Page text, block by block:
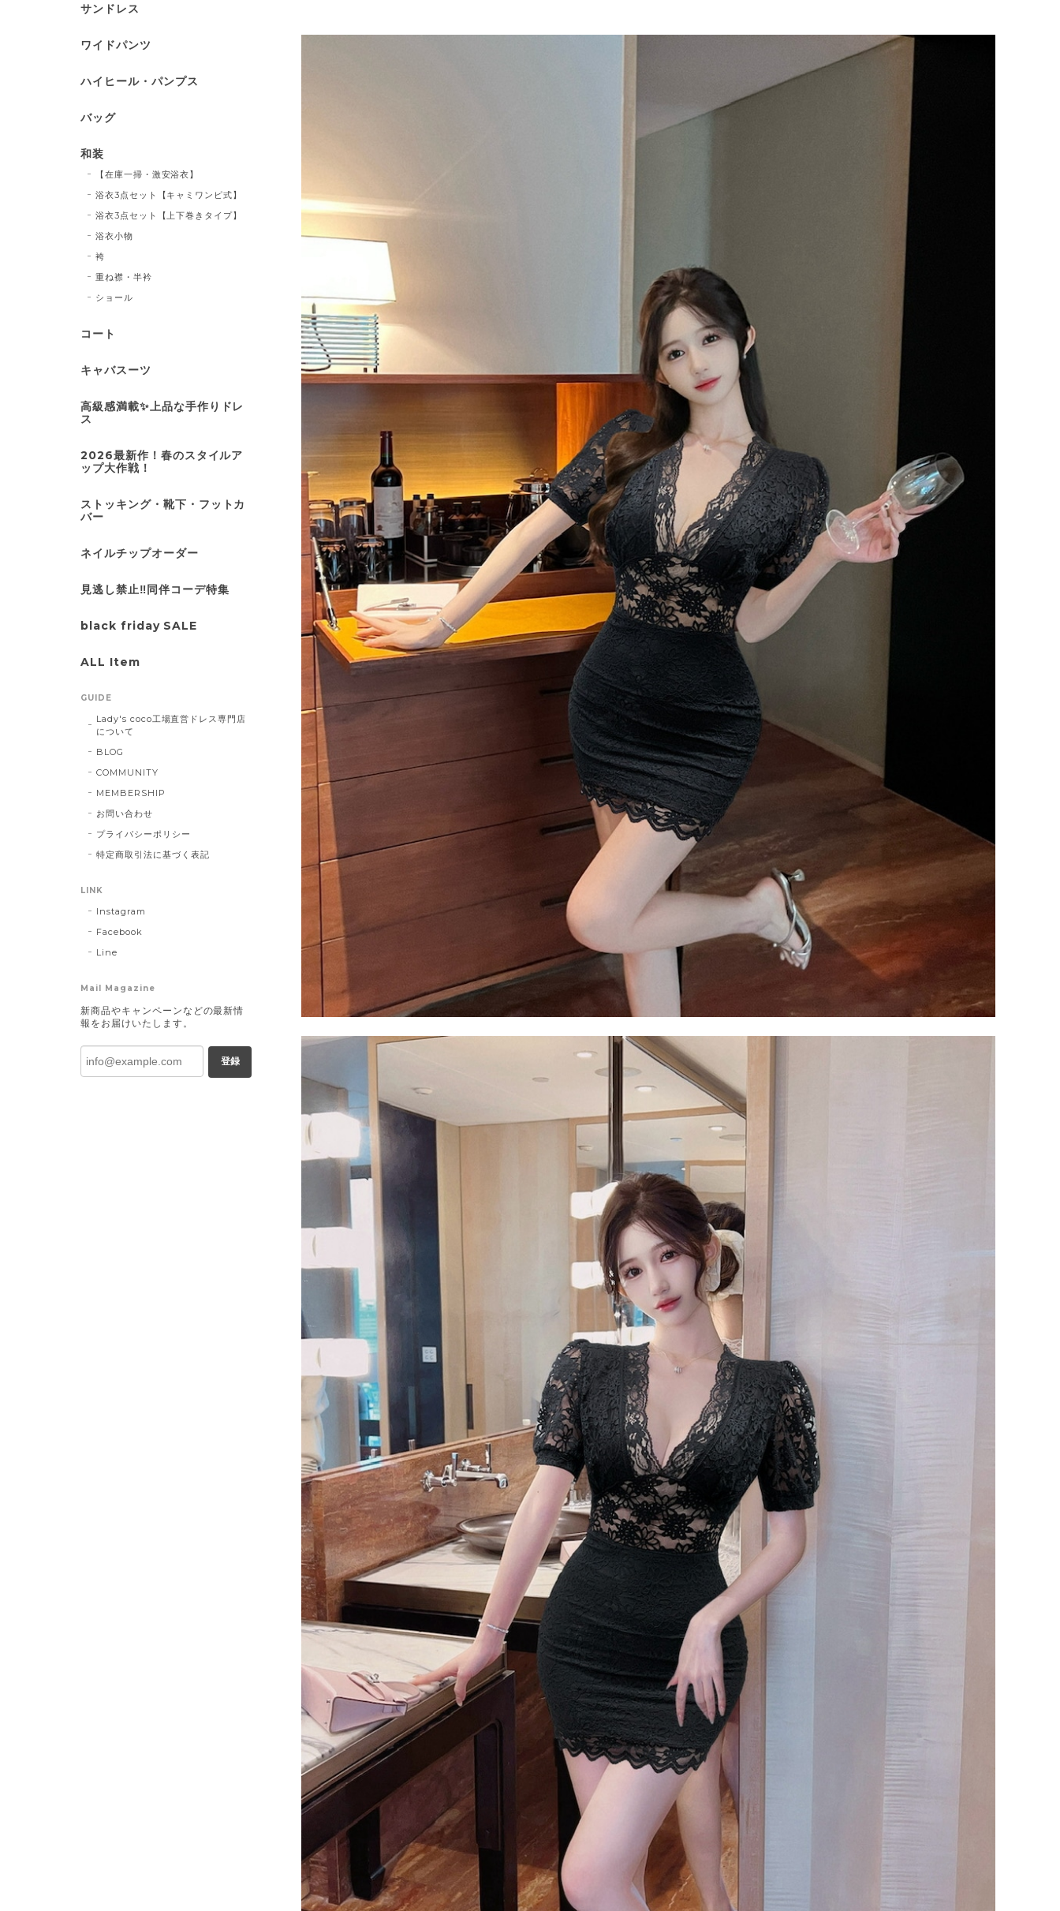
サンドレス
ワイドパンツ
ハイヒール・パンプス
バッグ
和装
【在庫一掃・激安浴衣】
浴衣3点セット【キャミワンピ式】
浴衣3点セット【上下巻きタイプ】
浴衣小物
袴
重ね襟・半衿
ショール
コート
キャバスーツ
高級感満載✨上品な手作りドレ
ス
2026最新作！春のスタイルア
ップ大作戦！
ストッキング・靴下・フットカ
バー
ネイルチップオーダー
見逃し禁止‼同伴コーデ特集
black friday SALE
ALL Item
GUIDE
Lady's coco工場直営ドレス専門店
について
BLOG
COMMUNITY
MEMBERSHIP
お問い合わせ
プライバシーポリシー
特定商取引法に基づく表記
LINK
Instagram
Facebook
Line
Mail Magazine
新商品やキャンペーンなどの最新情
報をお届けいたします。
登録